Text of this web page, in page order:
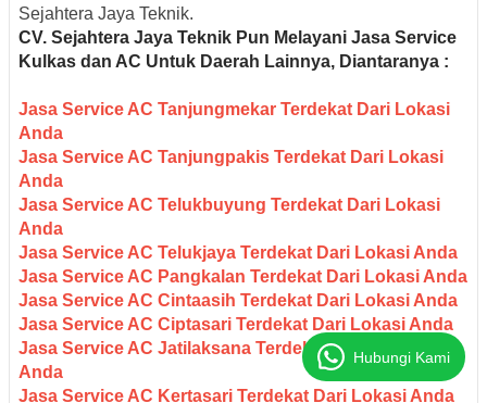
Sejahtera Jaya Teknik.
CV. Sejahtera Jaya Teknik Pun Melayani Jasa Service
Kulkas dan AC Untuk Daerah Lainnya, Diantaranya :
Jasa Service AC Tanjungmekar Terdekat Dari Lokasi
Anda
Jasa Service AC Tanjungpakis Terdekat Dari Lokasi
Anda
Jasa Service AC Telukbuyung Terdekat Dari Lokasi
Anda
Jasa Service AC Telukjaya Terdekat Dari Lokasi Anda
Jasa Service AC Pangkalan Terdekat Dari Lokasi Anda
Jasa Service AC Cintaasih Terdekat Dari Lokasi Anda
Jasa Service AC Ciptasari Terdekat Dari Lokasi Anda
Jasa Service AC Jatilaksana Terdekat Dari Lokasi
Anda
Jasa Service AC Kertasari Terdekat Dari Lokasi Anda
Hubungi Kami